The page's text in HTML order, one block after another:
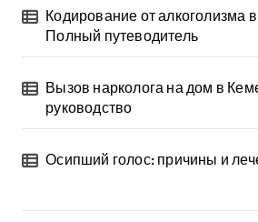
Кодирование от алкоголизма
Полный путеводитель
Вызов нарколога на дом в
руководство
Осипший голос: причины и